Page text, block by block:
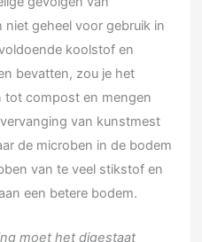
geheel voor gebruik in
koolstof en
bevatten, zou je het
tot compost en mengen
van kunstmest
de microben in de bodem
van te veel stikstof en
een betere bodem.
moet het digestaat